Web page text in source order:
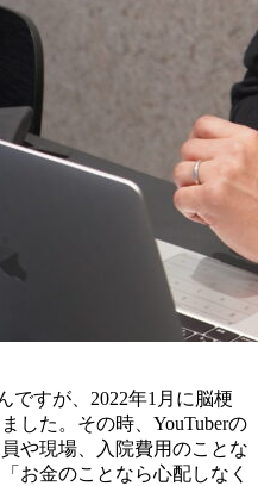
ですが、2022年1月に脳梗
した。その時、YouTuberの
や現場、入院費用のことな
お金のことなら心配しなく